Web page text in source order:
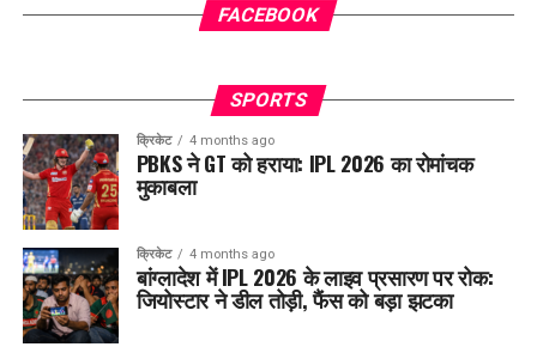
FACEBOOK
SPORTS
क्रिकेट 4 months ago
PBKS ने GT को हराया: IPL 2026 का रोमांचक
मुकाबला
क्रिकेट 4 months ago
बांग्लादेश में IPL 2026 के लाइव प्रसारण पर रोक:
जियोस्टार ने डील तोड़ी, फैंस को बड़ा झटका